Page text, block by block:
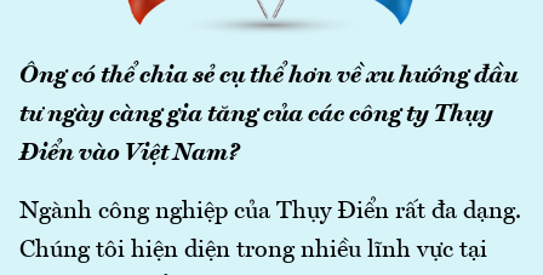
Ông có thể chia sẻ cụ thể hơn về xu hướng đầu
tư ngày càng gia tăng của các công ty Thụy
Điển vào Việt Nam?
Ngành công nghiệp của Thụy Điển rất đa dạng.
Chúng tôi hiện diện trong nhiều lĩnh vực tại